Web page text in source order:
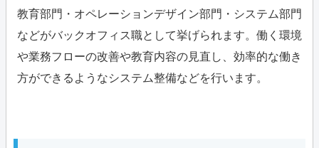
教育部門・オペレーションデザイン部門・システム部門
などがバックオフィス職として挙げられます。働く環境
や業務フローの改善や教育内容の見直し、効率的な働き
方ができるようなシステム整備などを行います。